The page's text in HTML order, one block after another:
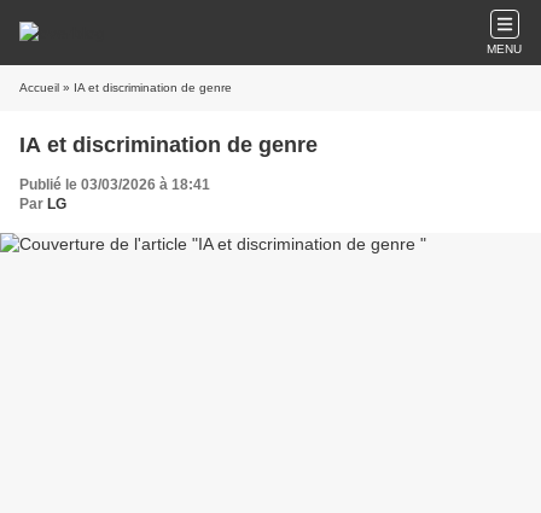
MENU
Accueil » IA et discrimination de genre
IA et discrimination de genre
Publié le 03/03/2026 à 18:41
Par LG